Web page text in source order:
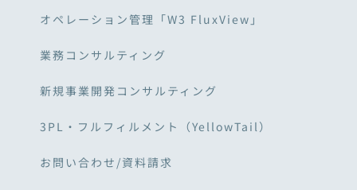
オペレーション管理「W3 FluxView」
業務コンサルティング
新規事業開発コンサルティング
3PL・フルフィルメント（YellowTail）
お問い合わせ/資料請求